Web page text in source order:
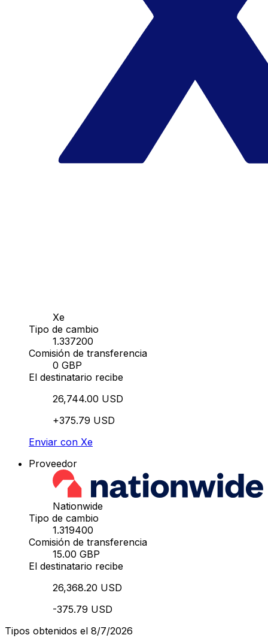
Xe
Tipo de cambio
1.337200
Comisión de transferencia
0 GBP
El destinatario recibe
26,744.00 USD
+375.79 USD
Enviar con Xe
Proveedor
Nationwide
Tipo de cambio
1.319400
Comisión de transferencia
15.00 GBP
El destinatario recibe
26,368.20 USD
-375.79 USD
Tipos obtenidos el 8/7/2026